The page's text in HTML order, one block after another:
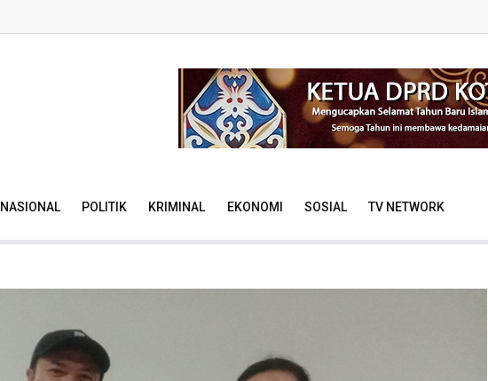
NASIONAL POLITIK KRIMINAL EKONOMI SOSIAL TV NETWORK